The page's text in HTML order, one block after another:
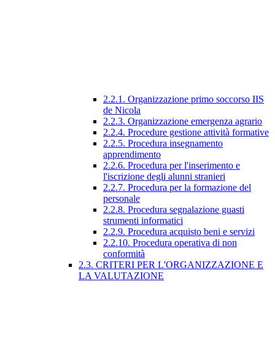
2.2.1. Organizzazione primo soccorso IIS
de Nicola
2.2.3. Organizzazione emergenza agrario
2.2.4. Procedure gestione attività formative
2.2.5. Procedura insegnamento
apprendimento
2.2.6. Procedura per l'inserimento e
l'iscrizione degli alunni stranieri
2.2.7. Procedura per la formazione del
personale
2.2.8. Procedura segnalazione guasti
strumenti informatici
2.2.9. Procedura acquisto beni e servizi
2.2.10. Procedura operativa di non
conformità
2.3. CRITERI PER L'ORGANIZZAZIONE E
LA VALUTAZIONE